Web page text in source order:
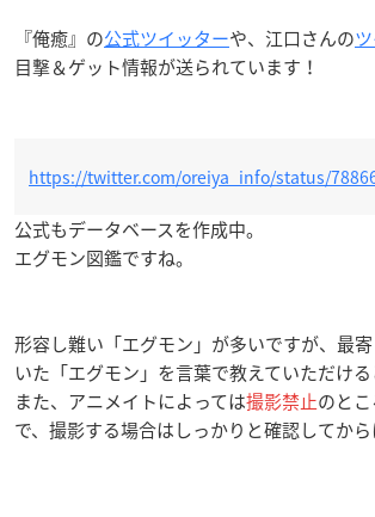
『俺癒』の公式ツイッターや、江口さんの
目撃＆ゲット情報が送られています！
https://twitter.com/oreiya_info/status/
公式もデータベースを作成中。
エグモン図鑑ですね。
形容し難い「エグモン」が多いですが、最
いた「エグモン」を言葉で教えていただける
また、アニメイトによっては撮影禁止のと
で、撮影する場合はしっかりと確認してから